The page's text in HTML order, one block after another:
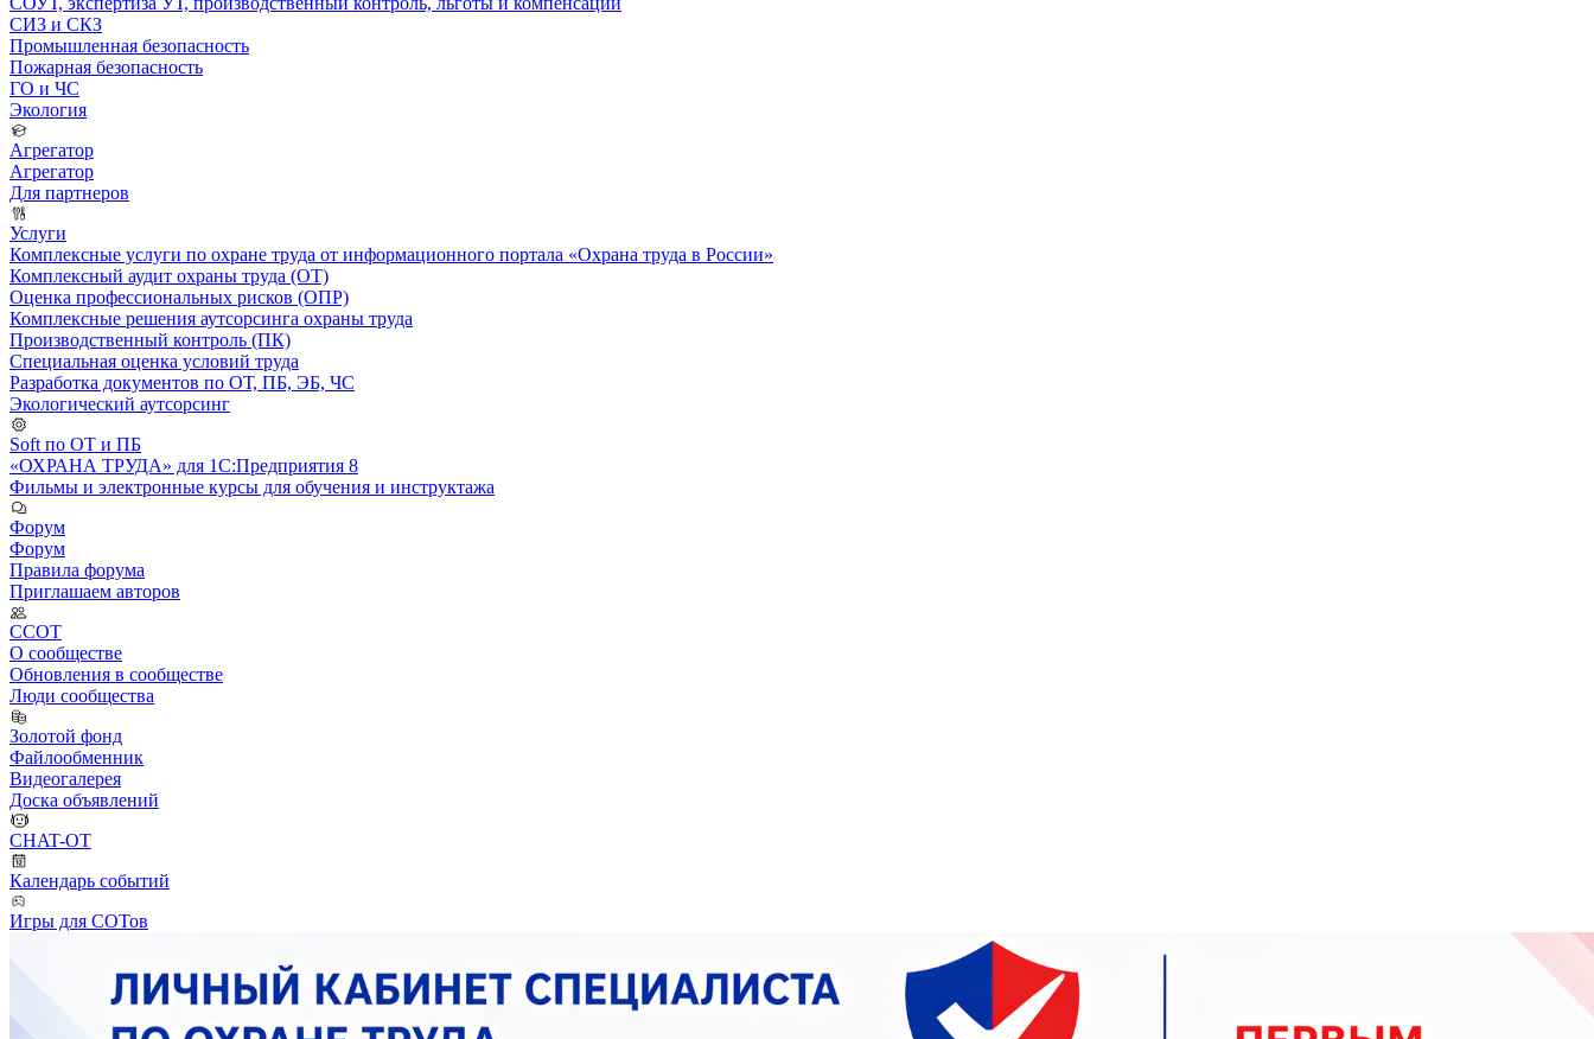
СИЗ и СКЗ
Промышленная безопасность
Пожарная безопасность
ГО и ЧС
Экология
Агрегатор
Агрегатор
Для партнеров
Услуги
Комплексные услуги по охране труда от информационного портала «Охрана труда в России»
Комплексный аудит охраны труда (ОТ)
Оценка профессиональных рисков (ОПР)
Комплексные решения аутсорсинга охраны труда
Производственный контроль (ПК)
Специальная оценка условий труда
Разработка документов по ОТ, ПБ, ЭБ, ЧС
Экологический аутсорсинг
Soft по ОТ и ПБ
«ОХРАНА ТРУДА» для 1С:Предприятия 8
Фильмы и электронные курсы для обучения и инструктажа
Форум
Форум
Правила форума
Приглашаем авторов
ССОТ
О сообществе
Обновления в сообществе
Люди сообщества
Золотой фонд
Файлообменник
Видеогалерея
Доска объявлений
CHAT-OT
Календарь событий
Игры для СОТов